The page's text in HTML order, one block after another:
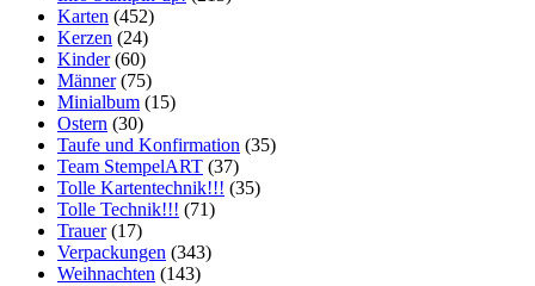
Karten (452)
Kerzen (24)
Kinder(60)
Männer(75)
Minialbum (15)
Ostern (30)
Taufe und Konfirmation (35)
Team StempelART (37)
Tolle Kartentechnik!!! (35)
Tolle Technik!!! (71)
Trauer(17)
Verpackungen (343)
Weihnachten (143)